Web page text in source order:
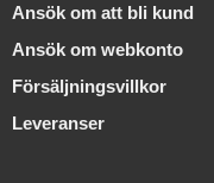
Ansök om att bli kund
Ansök om webkonto
Försäljningsvillkor
Leveranser